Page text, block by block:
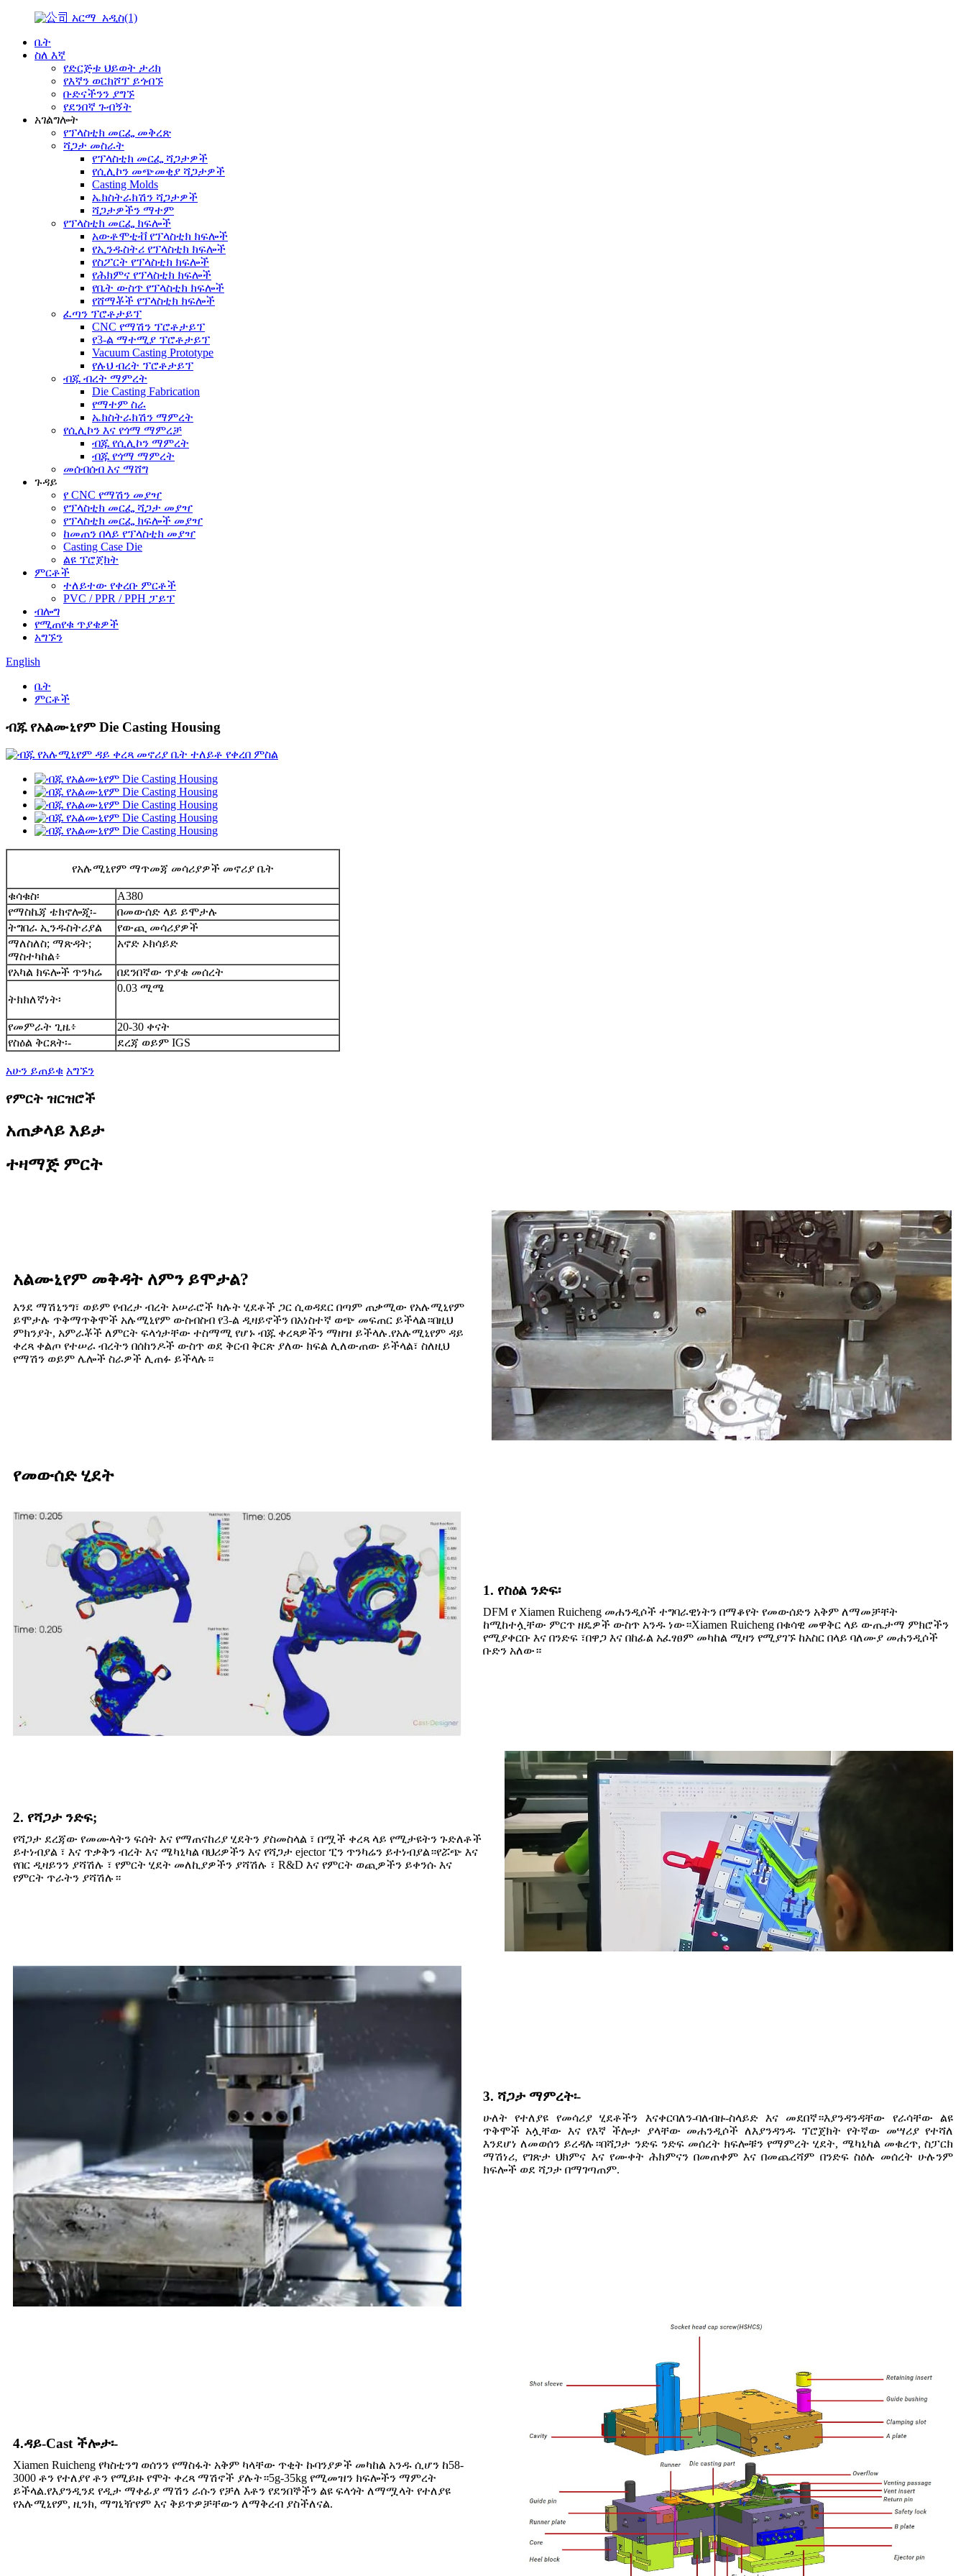
ቤት
ስለ እኛ
የድርጅቱ ህይወት ታሪክ
የእኛን ወርክሾፕ ይጎብኙ
ቡድናችንን ያግኙ
የደንበኛ ጉብኝት
አገልግሎት
የፕላስቲክ መርፌ መቅረጽ
ሻጋታ መስራት
የፕላስቲክ መርፌ ሻጋታዎች
የሲሊኮን መጭመቂያ ሻጋታዎች
Casting Molds
ኤክስትራክሽን ሻጋታዎች
ሻጋታዎችን ማተም
የፕላስቲክ መርፌ ክፍሎች
አውቶሞቲቭ የፕላስቲክ ክፍሎች
የኢንዱስትሪ የፕላስቲክ ክፍሎች
የስፖርት የፕላስቲክ ክፍሎች
የሕክምና የፕላስቲክ ክፍሎች
የቤት ውስጥ የፕላስቲክ ክፍሎች
የሸማቾች የፕላስቲክ ክፍሎች
ፈጣን ፕሮቶታይፕ
CNC የማሽን ፕሮቶታይፕ
የ3-ል ማተሚያ ፕሮቶታይፕ
Vacuum Casting Prototype
የሉህ ብረት ፕሮቶታይፕ
ብጁ ብረት ማምረት
Die Casting Fabrication
የማተም ስራ
ኤክስትራክሽን ማምረት
የሲሊኮን እና የጎማ ማምረቻ
ብጁ የሲሊኮን ማምረት
ብጁ የጎማ ማምረት
መሰብሰብ እና ማሸግ
ጉዳይ
የ CNC የማሽን መያዣ
የፕላስቲክ መርፌ ሻጋታ መያዣ
የፕላስቲክ መርፌ ክፍሎች መያዣ
ከመጠን በላይ የፕላስቲክ መያዣ
Casting Case Die
ልዩ ፕሮጀክት
ምርቶች
ተለይተው የቀረቡ ምርቶች
PVC / PPR / PPH ፓይፕ
ብሎግ
የሚጠየቁ ጥያቄዎች
አግኙን
English
ቤት
ምርቶች
ብጁ የአልሙኒየም Die Casting Housing
የአሉሚኒየም ማጥመጃ መሳሪያዎች መኖሪያ ቤት
ቁሳቁስ፡
A380
የማስኬጃ ቴክኖሎጂ፡-
በመውሰድ ላይ ይሞታሉ
ትግበራ ኢንዱስትሪያል
የውጪ መሳሪያዎች
ማለስለስ; ማጽዳት;
ማስተካከል፥
አኖድ ኦክሳይድ
የአካል ክፍሎች ጥንካሬ በደንበኛው ጥያቄ መሰረት
ትክክለኛነት፡
0.03 ሚሜ
የመምራት ጊዜ፥
20-30 ቀናት
የስዕል ቅርጸት፡-
ደረጃ ወይም IGS
አሁን ይጠይቁ አግኙን
የምርት ዝርዝሮች
አጠቃላይ እይታ
ተዛማጅ ምርት
አልሙኒየም መቅዳት ለምን ይሞታል?
እንደ ማሽኒንግ፣ ወይም የብረታ ብረት አሠራሮች ካሉት ሂደቶች ጋር ሲወዳደር በጣም ጠቃሚው የአሉሚኒየም
ይሞታሉ ጥቅማጥቅሞች አሉሚኒየም ውስብስብ የ3-ል ዲዛይኖችን በአነስተኛ ወጭ መፍጠር ይችላል።በዚህ
ምክንያት, አምራቾች ለምርት ፍላጎታቸው ተስማሚ የሆኑ ብጁ ቀረጻዎችን ማዘዝ ይችላሉ.የአሉሚኒየም ዳይ
ቀረጻ ቀልጦ የተሠራ ብረትን በሰከንዶች ውስጥ ወደ ቅርብ ቅርጽ ያለው ክፍል ሊለውጠው ይችላል፣ ስለዚህ
የማሽን ወይም ሌሎች ስራዎች ሊጠፉ ይችላሉ።
የመውሰድ ሂደት
1. የስዕል ንድፍ፡
DFM የ Xiamen Ruicheng መሐንዲሶች ተግባራዊነትን በማቆየት የመውሰድን አቅም ለማመቻቸት
ከሚከተሏቸው ምርጥ ዘዴዎች ውስጥ አንዱ ነው።Xiamen Ruicheng በቁሳዊ መዋቅር ላይ ውጤታማ ምክሮችን
የሚያቀርቡ እና በንድፍ ፣በዋጋ እና በከፊል አፈፃፀም መካከል ሚዛን የሚያገኙ ከአስር በላይ ባለሙያ መሐንዲሶች
ቡድን አለው።
2. የሻጋታ ንድፍ;
የሻጋታ ደረጃው የመሙላትን ፍሰት እና የማጠናከሪያ ሂደትን ያስመስላል ፣ በሟች ቀረጻ ላይ የሚታዩትን ጉድለቶች
ይተነብያል ፣ እና ጥቃቅን ብረት እና ሜካኒካል ባህሪዎችን እና የሻጋታ ejector ፒን ጥንካሬን ይተነብያል።የሯጭ እና
የበር ዲዛይንን ያሻሽሉ ፣ የምርት ሂደት መለኪያዎችን ያሻሽሉ ፣ R&D እና የምርት ወጪዎችን ይቀንሱ እና
የምርት ጥራትን ያሻሽሉ።
3. ሻጋታ ማምረት፡-
ሁለት የተለያዩ የመሳሪያ ሂደቶችን እናቀርባለን-ባለብዙ-ስላይድ እና መደበኛ።እያንዳንዳቸው የራሳቸው ልዩ
ጥቅሞች አሏቸው እና የእኛ ችሎታ ያላቸው መሐንዲሶች ለእያንዳንዱ ፕሮጀክት የትኛው መሣሪያ የተሻለ
እንደሆነ ለመወሰን ይረዳሉ።በሻጋታ ንድፍ ንድፍ መሰረት ክፍሎቹን የማምረት ሂደት, ሜካኒካል መቁረጥ, ስፓርክ
ማሽነሪ, የገጽታ ህክምና እና የሙቀት ሕክምናን በመጠቀም እና በመጨረሻም በንድፍ ስዕሉ መሰረት ሁሉንም
ክፍሎች ወደ ሻጋታ በማገጣጠም.
4.ዳይ-Cast ችሎታ፡-
Xiamen Ruicheng የካስቲንግ ወሰንን የማስፋት አቅም ካላቸው ጥቂት ኩባንያዎች መካከል አንዱ ሲሆን ከ58-
3000 ቶን የተለያየ ቶን የሚይዙ የሞት ቀረጻ ማሽኖች ያሉት።5g-35kg የሚመዝን ክፍሎችን ማምረት
ይችላል.የእያንዲንደ የዲታ ማቀፊያ ማሽን ራሱን የቻለ እቶን የደንበኞችን ልዩ ፍላጎት ለማሟላት የተለያዩ
የአሉሚኒየም, ዚንክ, ማግኒዥየም እና ቅይጥዎቻቸውን ለማቅረብ ያስችለናል.